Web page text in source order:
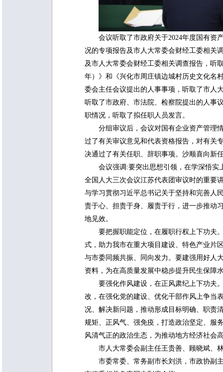
会议听取了市政府关于2024年度国有资
况的专项报告及市人大常委会财经工委相关
及市人大常委会财经工委相关调查报告，听
年）》和《兴化市周庄镇边城村历史文化名
委会主任会议提出的人事事项，听取了市人
听取了市政府、市法院、检察院提出的人事
职情况，听取了拟任职人员发言。
分组审议后，会议对国有企业资产管理
过了有关审议意见和代表资格报告，对有关
决通过了有关任职、辞职事项。沙顺喜向新
会议强调:要突出思想引领，在学深悟实
全国人大三次会议江苏代表团审议时的重要
与学习贯彻习近平总书记关于坚持和完善人
责于心、担责于身、履责于行，进一步推动
地见效。
要把握职能定位，在履职行权上下功夫
式，助力我市在重大项目建设、特色产业片
与市委同频共振、同向发力。要建强用好人
资料，为在高质量发展中稳步提升民生保障
要强化作风建设，在正风肃纪上下功夫
改，在强化党的建设、优化干部作风上争当
况、解决新问题，推动形成目标明确、职责
规矩、正风气、强免疫，打造政治坚定、服
风清气正的政治生态，为推动地方经济社会
市人大常委会副主任王贵善、顾晓斌、
市委常委、常务副市长刘洪，市政协副